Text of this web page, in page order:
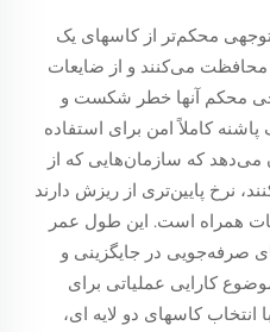
محکم‌تر از کاسهای یک
محافظت می‌کنند و از ضایعات
محکم آنها خطر شکست و
کاملاً امن برای استفاده
که سازمان‌هایی که از
نرخ پایین‌تری از ریزش دارند
همراه است. این طول عمر
صرفه‌جویی در جایگزینی و
کارایی عملیاتی برای
کاسهای دو لایه ای،